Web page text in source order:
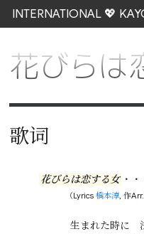
INTERNATIONAL 💖
花びらは
歌词
花びらは恋する女 ・
（Lyrics 橋本淳, 作Arr.
生まれた時に　